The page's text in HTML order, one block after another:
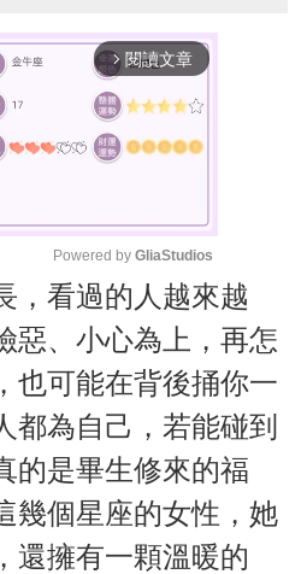
arrow_forward_ios 閱讀文章
M
u
t
e
Powered by GliaStudios
，看過的人越來越
惡、小心為上，再怎
也可能在背後捅你一
都為自己，若能碰到
的是畢生修來的福
幾個星座的女性，她
還擁有一顆溫暖的